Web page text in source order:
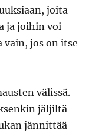
joita
ja joihin voi
jos on itse
välissä.
jäljiltä
jännittää